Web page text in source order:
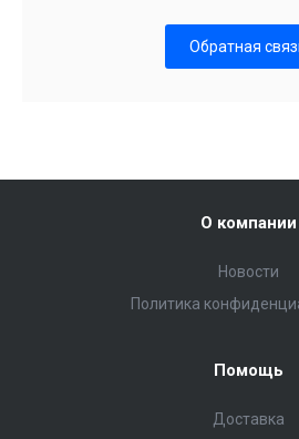
Обратная
О компании
Новости
Политика
Помощь
Доставка